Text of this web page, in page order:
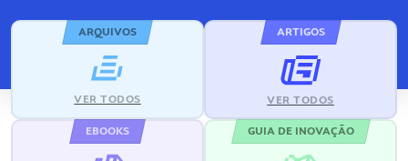
ARQUIVOS
VER TODOS
ARTIGOS
VER TODOS
EBOOKS GUIA DE INOVAÇÃO